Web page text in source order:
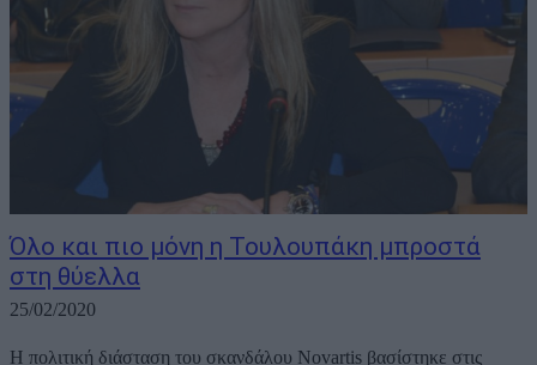
Όλο και πιο μόνη η Τουλουπάκη μπροστά
στη θύελλα
25/02/2020
Η πολιτική διάσταση του σκανδάλου Novartis βασίστηκε στις